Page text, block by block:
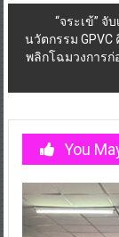
“จระเข้” จั
นวัตกรรม GPVC
พลิกโฉมวงการก่
You